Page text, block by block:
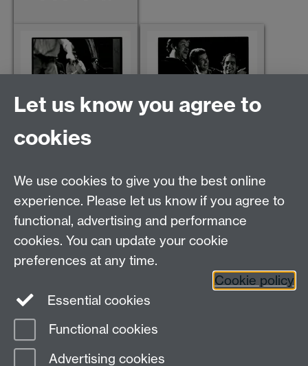
i_nb_tn_1999_070.jpg
i_nb_tn_1999_071.jpg i_nb_tn_1999_072.jpg
Page contact:
Last revised: Fri 22 Jan 2010
Let us know you agree to
cookies
We use cookies to give you the best online
experience. Please let us know if you agree to
functional, advertising and performance
cookies. You can update your cookie
preferences at any time.
Cookie policy
Essential cookies
Functional cookies
Advertising cookies